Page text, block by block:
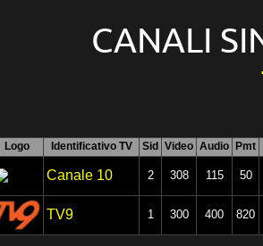
CANALI
Logo Identificativo TV Sid Video Audio Pmt
Canale 10 2 308 115 50
TV9 1 300 400 820